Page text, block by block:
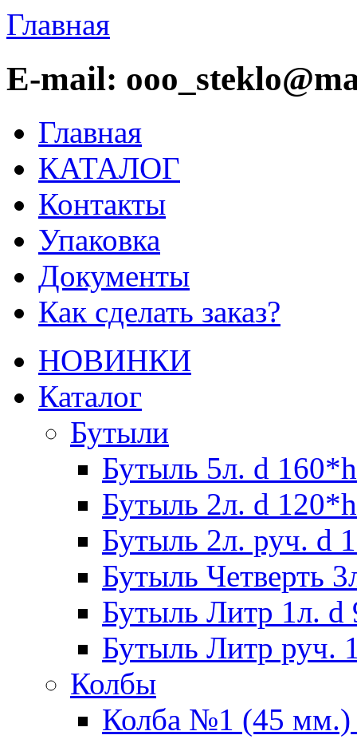
Главная
E-mail:
Главная
КАТАЛОГ
Контакты
Упаковка
Документы
Как сделать заказ?
НОВИНКИ
Каталог
Бутыли
Бутыль 5л. d
Бутыль 2л. d
Бутыль 2л. руч. d
Бутыль Четверть
Бутыль Литр 1л.
Бутыль Литр руч.
Колбы
Колба №1 (45 мм.)